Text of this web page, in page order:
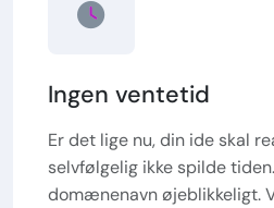
Ingen ventetid
Er det lige nu, din ide skal
selvfølgelig ikke spilde
domænenavn øjeblikkeligt.